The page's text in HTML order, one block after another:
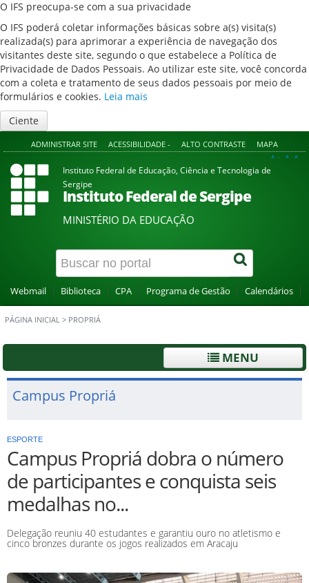
O IFS preocupa-se com a sua privacidade
O IFS poderá coletar informações básicas sobre a(s) visita(s)
realizada(s) para aprimorar a experiência de navegação dos
visitantes deste site, segundo o que estabelece a Política de
Privacidade de Dados Pessoais. Ao utilizar este site, você concorda
com a coleta e tratamento de seus dados pessoais por meio de
formulários e cookies. Leia mais
Ciente
ADMINISTRAR SITE ACESSIBILIDADE - ALTO CONTRASTE MAPA
A+ A A-
Instituto Federal de Educação, Ciência e Tecnologia de
Sergipe
Instituto Federal de Sergipe
MINISTÉRIO DA EDUCAÇÃO
Webmail Biblioteca CPA Programa de Gestão Calendários
PÁGINA INICIAL > PROPRIÁ
MENU
Campus Propriá
ESPORTE
Campus Propriá dobra o número
de participantes e conquista seis
medalhas no...
Delegação reuniu 40 estudantes e garantiu ouro no atletismo e
cinco bronzes durante os jogos realizados em Aracaju